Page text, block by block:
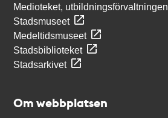
Medioteket, utbildningsförvaltningen
Stadsmuseet
Medeltidsmuseet
Stadsbiblioteket
Stadsarkivet
Om webbplatsen